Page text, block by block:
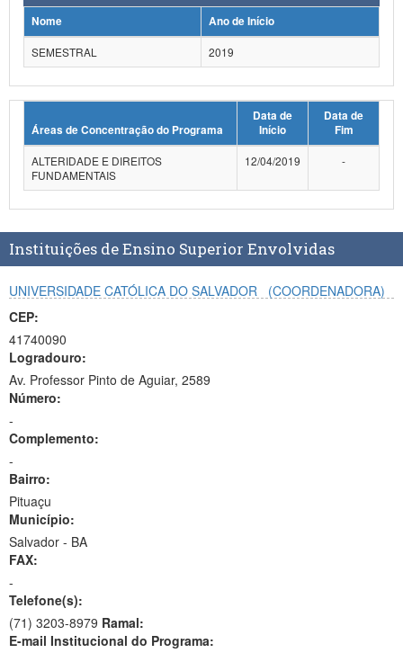
Ministério da Mulher, da Família e dos Direitos Humanos
Banco Central do Brasil
Nome
Ano de Início
SEMESTRAL
2019
Áreas de Concentração do Programa
Data de
Início
Data de
Fim
ALTERIDADE E DIREITOS
FUNDAMENTAIS
12/04/2019 -
Instituições de Ensino Superior Envolvidas
UNIVERSIDADE CATÓLICA DO SALVADOR
(COORDENADORA)
CEP:
41740090
Logradouro:
Av. Professor Pinto de Aguiar, 2589
Número:
-
Complemento:
-
Bairro:
Pituaçu
Município:
Salvador - BA
FAX:
-
Telefone(s):
(71) 3203-8979 Ramal:
E-mail Institucional do Programa: